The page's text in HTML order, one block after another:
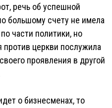
речь об успешной
большому счету не имела
части политики, но
против церкви послужила
проявления в другой
о бизнесменах, то